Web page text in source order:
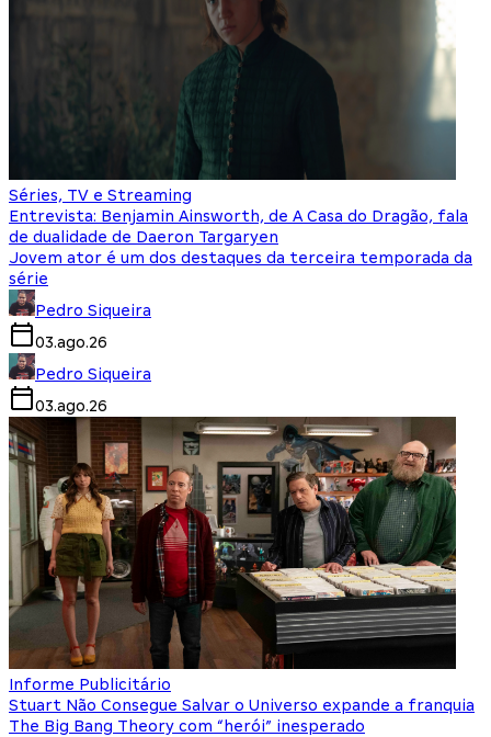
Séries, TV e Streaming
Entrevista: Benjamin Ainsworth, de A Casa do Dragão, fala
de dualidade de Daeron Targaryen
Jovem ator é um dos destaques da terceira temporada da
série
Pedro Siqueira
03.ago.26
Pedro Siqueira
03.ago.26
Informe Publicitário
Stuart Não Consegue Salvar o Universo expande a franquia
The Big Bang Theory com “herói” inesperado